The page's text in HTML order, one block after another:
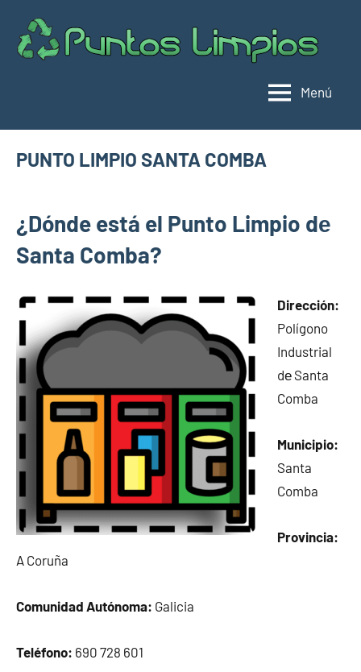
contenido
Menú
PUNTO LIMPIO SANTA COMBA
limpios en
municipios
de A
22,
2024
¿Dónde está el Punto Limpio dе
Santa Comba?
Dirección:
Polígono
Industrial
dе Santa
Comba
Municipio:
Santa
Comba
Provincia:
A Coruña
Comunidad Autónoma: Galicia
Teléfono: 690 728 601